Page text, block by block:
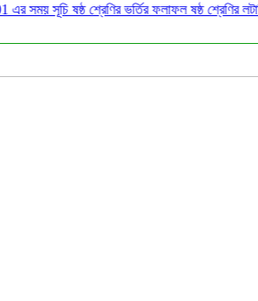
সূচিষষ্ঠ শ্রেণির ভর্তির ফলাফলষষ্ঠ শ্রেণির লটারি খবর